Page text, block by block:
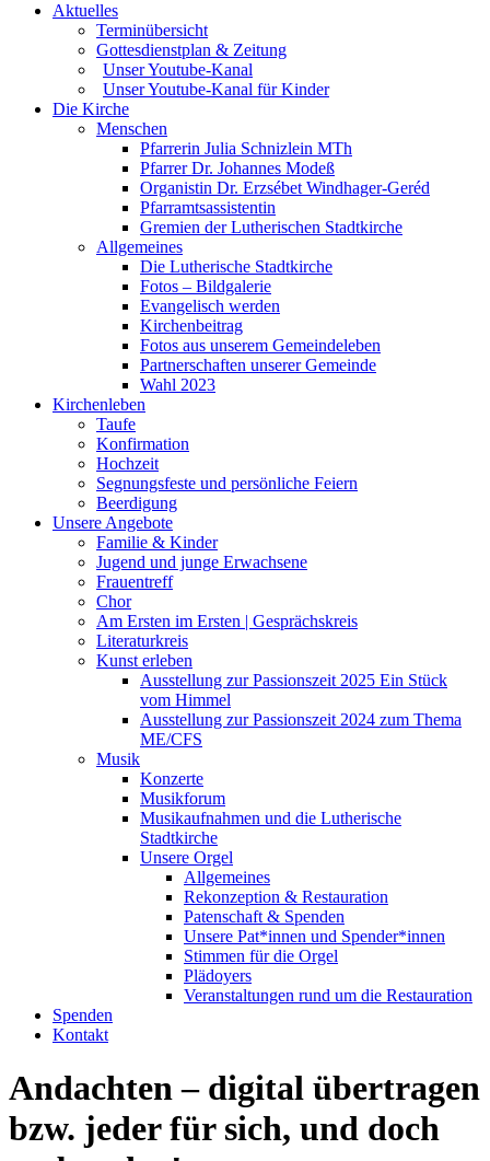
Aktuelles
Terminübersicht
Gottesdienstplan & Zeitung
Unser Youtube-Kanal
Unser Youtube-Kanal für Kinder
Die Kirche
Menschen
Pfarrerin Julia Schnizlein MTh
Pfarrer Dr. Johannes Modeß
Organistin Dr. Erzsébet Windhager-Geréd
Pfarramtsassistentin
Gremien der Lutherischen Stadtkirche
Allgemeines
Die Lutherische Stadtkirche
Fotos – Bildgalerie
Evangelisch werden
Kirchenbeitrag
Fotos aus unserem Gemeindeleben
Partnerschaften unserer Gemeinde
Wahl 2023
Kirchenleben
Taufe
Konfirmation
Hochzeit
Segnungsfeste und persönliche Feiern
Beerdigung
Unsere Angebote
Familie & Kinder
Jugend und junge Erwachsene
Frauentreff
Chor
Am Ersten im Ersten | Gesprächskreis
Literaturkreis
Kunst erleben
Ausstellung zur Passionszeit 2025 Ein Stück
vom Himmel
Ausstellung zur Passionszeit 2024 zum Thema
ME/CFS
Musik
Konzerte
Musikforum
Musikaufnahmen und die Lutherische
Stadtkirche
Unsere Orgel
Allgemeines
Rekonzeption & Restauration
Patenschaft & Spenden
Unsere Pat*innen und Spender*innen
Stimmen für die Orgel
Plädoyers
Veranstaltungen rund um die Restauration
Spenden
Kontakt
Andachten – digital übertragen
bzw. jeder für sich, und doch